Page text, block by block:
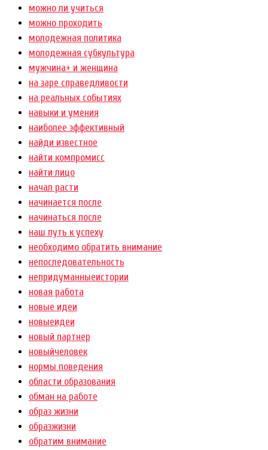
можно ли учиться
можно проходить
молодежная политика
молодежная субкультура
мужчина+ и женщина
на заре справедливости
на реальных событиях
навыки и умения
наиболее эффективный
найди известное
найти компромисс
найти лицо
начал расти
начинается после
начинаться после
наш путь к успеху
необходимо обратить внимание
непоследовательность
непридуманныеистории
новая работа
новые идеи
новыеидеи
новый партнер
новыйчеловек
нормы поведения
области образования
обман на работе
образ жизни
образжизни
обратим внимание